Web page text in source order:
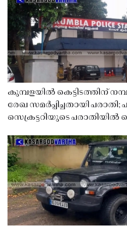
കുമ്പളയിൽ കെട്ടിടത്തിന്
രേഖ സമർപ്പിച്ചതായി
സെക്രട്ടറിയുടെ